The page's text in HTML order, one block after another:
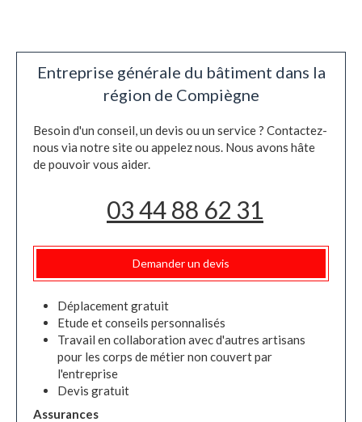
Entreprise générale du bâtiment dans la
région de Compiègne
Besoin d'un conseil, un devis ou un service ? Contactez-
nous via notre site ou appelez nous. Nous avons hâte
de pouvoir vous aider.
03 44 88 62 31
Demander un devis
Déplacement gratuit
Etude et conseils personnalisés
Travail en collaboration avec d'autres artisans
pour les corps de métier non couvert par
l'entreprise
Devis gratuit
Assurances